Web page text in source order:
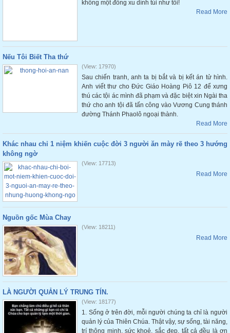
không một đồng xu dính túi như tôi!
Read More
Nếu Tôi Biết Tha thứ
(View: 17970)
Sau chiến tranh, anh ta bị bắt và bị kết án tử hình.
Anh viết thư cho Đức Giáo Hoàng Piô 12 để xưng
thú các tội ác mình đã phạm và đặc biệt xin Ngài tha
thứ cho anh tội đã tấn công vào Vương Cung thánh
đường Thánh Phaolô ngoại thành.
Read More
Khác nhau chỉ 1 niệm khiến cuộc đời 3 người ăn mày rẽ theo 3 hướng
không ngờ
(View: 17713)
Read More
Nguồn gốc Mùa Chay
(View: 18211)
Read More
LÀ NGƯỜI QUẢN LÝ TRUNG TÍN.
(View: 18177)
1. Sống ở trên đời, mỗi người chúng ta chỉ là người
quản lý của Thiên Chúa. Thật vậy, sự sống, tài năng,
trí thông minh, sức khoẻ, sắc đẹp, tất cả đều là ơn